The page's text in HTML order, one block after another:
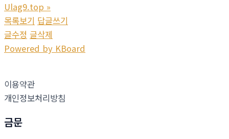
Ulag9.top »
목록보기 답글쓰기
글수정 글삭제
Powered by KBoard
이용약관
개인정보처리방침
금문